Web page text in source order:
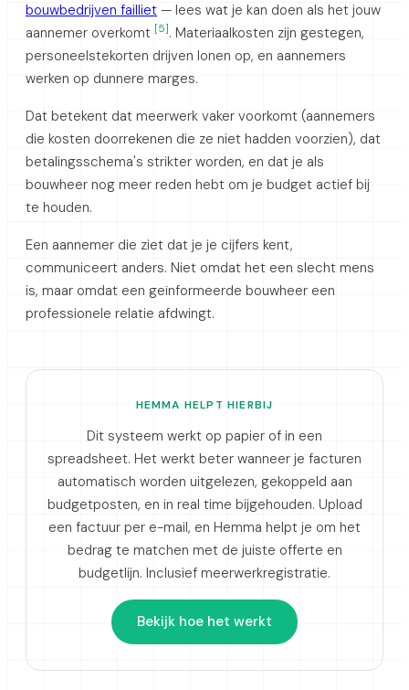
bouwbedrijven failliet — lees wat je kan doen als het jouw
aannemer overkomt [5]. Materiaalkosten zijn gestegen,
personeelstekorten drijven lonen op, en aannemers
werken op dunnere marges.
Dat betekent dat meerwerk vaker voorkomt (aannemers
die kosten doorrekenen die ze niet hadden voorzien), dat
betalingsschema's strikter worden, en dat je als
bouwheer nog meer reden hebt om je budget actief bij
te houden.
Een aannemer die ziet dat je je cijfers kent,
communiceert anders. Niet omdat het een slecht mens
is, maar omdat een geïnformeerde bouwheer een
professionele relatie afdwingt.
HEMMA HELPT HIERBIJ
Dit systeem werkt op papier of in een
spreadsheet. Het werkt beter wanneer je facturen
automatisch worden uitgelezen, gekoppeld aan
budgetposten, en in real time bijgehouden. Upload
een factuur per e-mail, en Hemma helpt je om het
bedrag te matchen met de juiste offerte en
budgetlijn. Inclusief meerwerkregistratie.
Bekijk hoe het werkt